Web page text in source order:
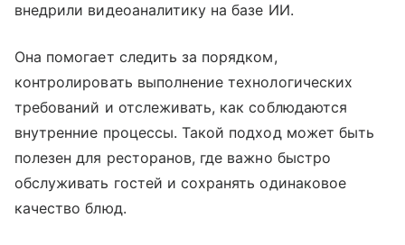
внедрили видеоаналитику на базе ИИ.
Она помогает следить за порядком,
контролировать выполнение технологических
требований и отслеживать, как соблюдаются
внутренние процессы. Такой подход может быть
полезен для ресторанов, где важно быстро
обслуживать гостей и сохранять одинаковое
качество блюд.